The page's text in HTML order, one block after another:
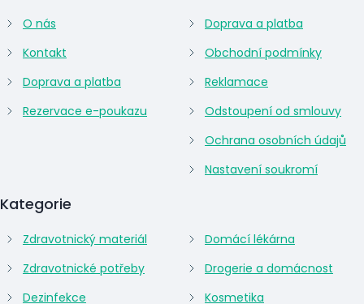
O nás
Kontakt
Doprava a platba
Rezervace e-poukazu
Kategorie
Zdravotnický materiál
Zdravotnické potřeby
Dezinfekce
Domácí lékárna
Drogerie a domácnost
Kosmetika
Doprava a platba
Obchodní podmínky
Reklamace
Odstoupení od smlouvy
Ochrana osobních údajů
Nastavení soukromí